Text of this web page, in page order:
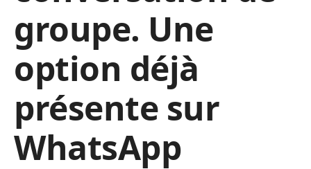
groupe. Une
option déjà
présente sur
WhatsApp